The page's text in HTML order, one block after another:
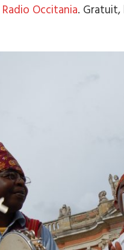
Radio Occitania. Gratuit,